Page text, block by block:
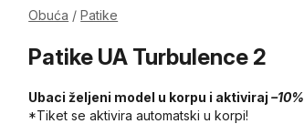
Obuća Patike
Patike UA Turbulence 2
Ubaci željeni model u korpu i aktiviraj–10%
*Tiket se aktivira automatski u korpi!